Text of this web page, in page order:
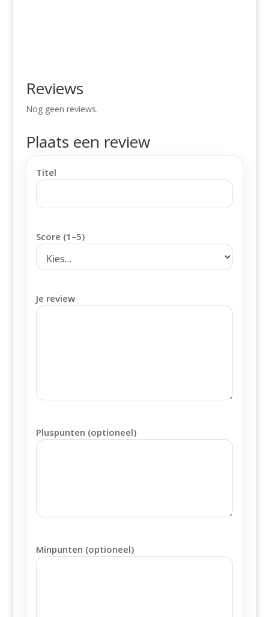
Reviews
Nog geen reviews.
Plaats een review
Titel
Score (1–5)
Je review
Pluspunten (optioneel)
Minpunten (optioneel)